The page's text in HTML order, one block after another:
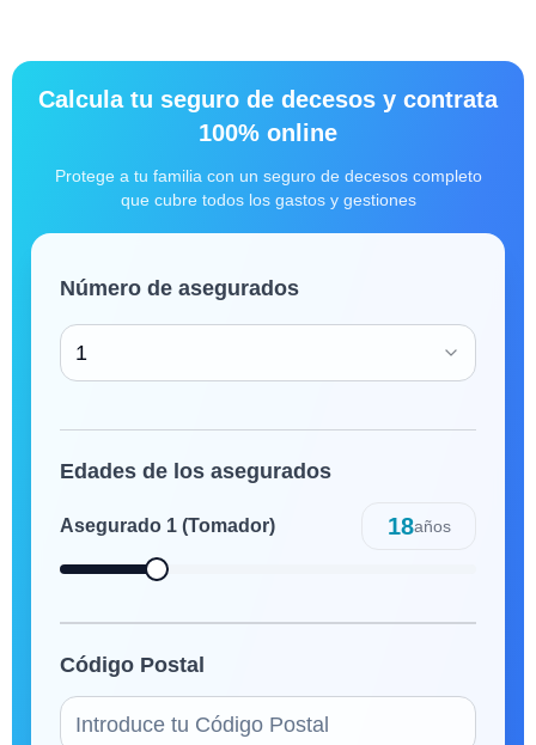
Calcula tu seguro de decesos y contrata
100% online
Protege a tu familia con un seguro de decesos completo
que cubre todos los gastos y gestiones
Número de asegurados
1
Edades de los asegurados
Asegurado 1 (Tomador) 18años
Código Postal